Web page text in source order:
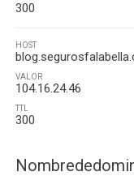
300
HOST
VALOR
104.16.24.46
TTL
300